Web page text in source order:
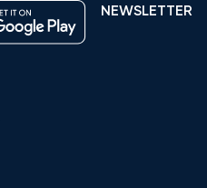
NEWSLETTER